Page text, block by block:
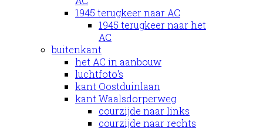
1945 terugkeer naar AC
1945 terugkeer naar het
AC
buitenkant
het AC in aanbouw
luchtfoto's
kant Oostduinlaan
kant Waalsdorperweg
courzijde naar links
courzijde naar rechts